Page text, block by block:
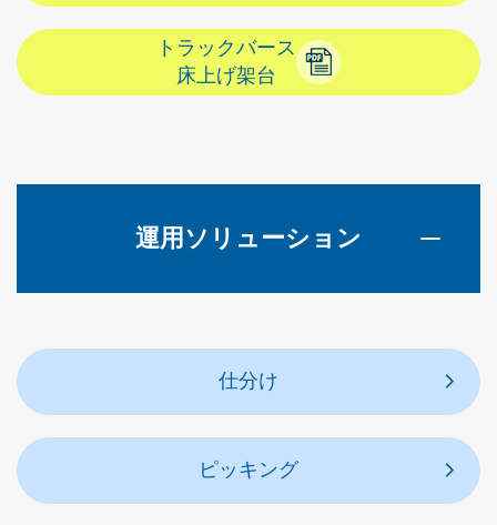
トラックバース
床上げ架台
運用ソリューション
仕分け
ピッキング